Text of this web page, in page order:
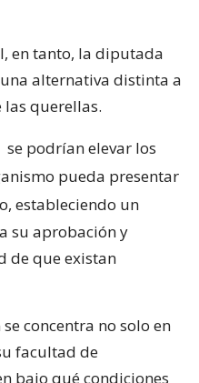
en tanto, la diputada
alternativa distinta a
querellas.
se podrían elevar los
pueda presentar
estableciendo un
su aprobación y
de que existan
concentra no solo en
facultad de
bajo qué condiciones